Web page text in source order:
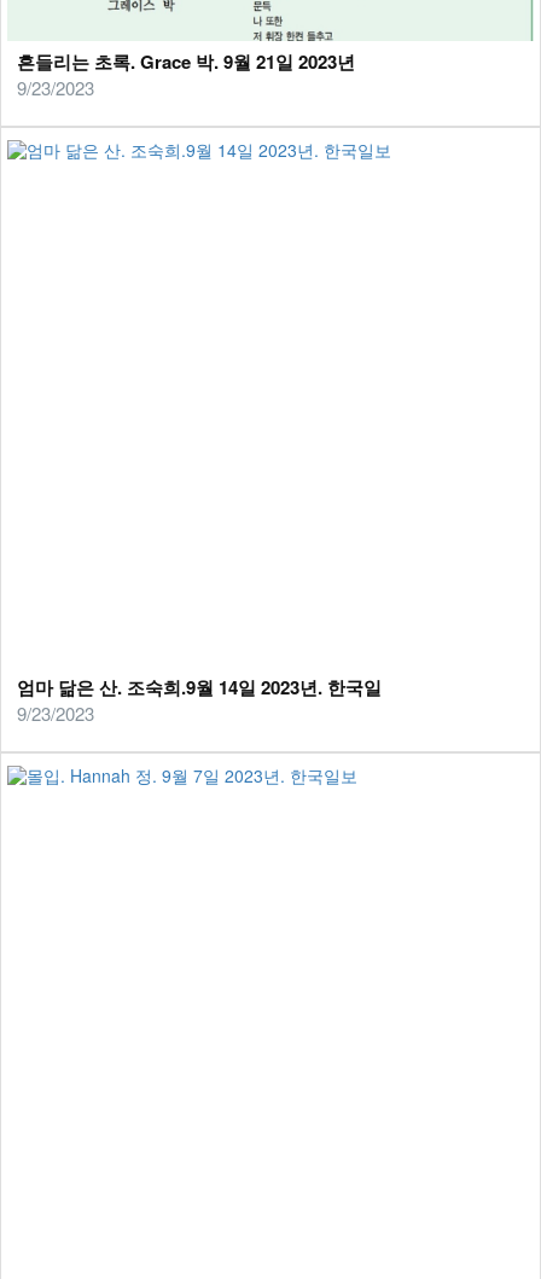
흔들리는 초록. Grace 박. 9월 21일 2023년
9/23/2023
엄마 닮은 산. 조숙희.9월 14일 2023년. 한국일
9/23/2023